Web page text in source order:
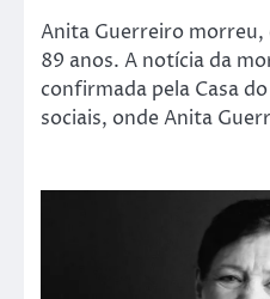
Anita Guerreiro morreu,
89 anos. A notícia da
confirmada pela Casa
sociais, onde Anita